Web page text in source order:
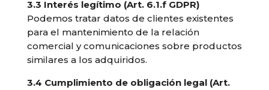
3.3 Interés legítimo (Art. 6.1.f GDPR)
Podemos tratar datos de clientes existentes
para el mantenimiento de la relación
comercial y comunicaciones sobre productos
similares a los adquiridos.
3.4 Cumplimiento de obligación legal (Art.